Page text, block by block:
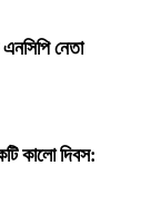
নেতা
কালো দিবস: